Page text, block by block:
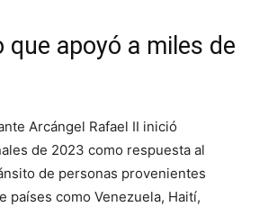
que apoyó a miles de
Arcángel Rafael II inició
de 2023 como respuesta al
de personas provenientes
países como Venezuela, Haití,